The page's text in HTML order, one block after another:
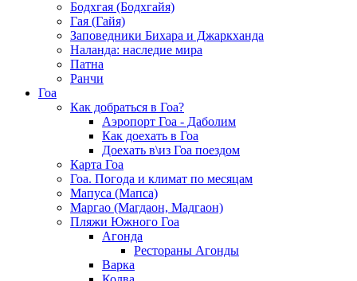
Бодхгая (Бодхгайя)
Гая (Гайя)
Заповедники Бихара и Джаркханда
Наланда: наследие мира
Патна
Ранчи
Гоа
Как добраться в Гоа?
Аэропорт Гоа - Даболим
Как доехать в Гоа
Доехать в\из Гоа поездом
Карта Гоа
Гоа. Погода и климат по месяцам
Мапуса (Мапса)
Маргао (Магдаон, Мадгаон)
Пляжи Южного Гоа
Агонда
Рестораны Агонды
Варка